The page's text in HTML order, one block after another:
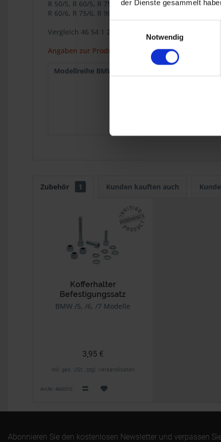
der Dienste gesammelt
Notwendig
R 50/5, R 60/5, R 75/5, Langschwinge
R 60/6, R 75/6, R 90/6, R 90S, R 60/7, R 75/7, R 80/7,
Vergleich 46 54 1 239 487
Angaben zur Produktsicherheit
Modellreihe BMW :
Zubehör 1 Kunden kauften auch
Kofferhalter
Befestigungssatz
BMW /5, /6, /7 Modelle
3,95 €
inkl. ges. USt., zzgl. Versandkosten
Art.Nr. 4660315
Abonnieren Sie den kostenlosen Newsletter und verpassen